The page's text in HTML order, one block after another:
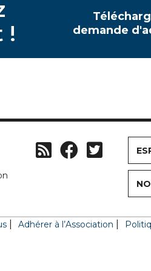
!
demande
Adhérer à l’Association